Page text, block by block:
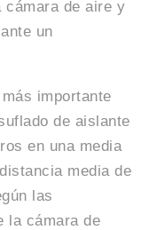
cámara de aire y
un
importante
de aislante
en una media
media de
las
la cámara de